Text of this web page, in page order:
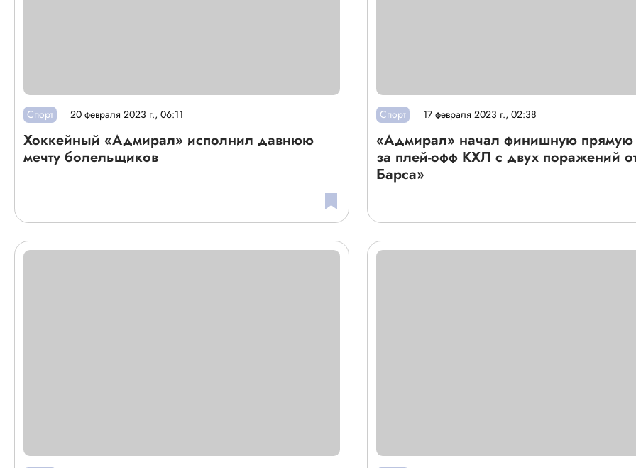
Спорт 20 февраля 2023 г., 06:11
Хоккейный «Адмирал» исполнил давнюю
мечту болельщиков
Спорт 17 февраля 2023 г., 02:38
«Адмирал» начал финишную прямую
за плей-офф КХЛ с двух поражений
Барса»